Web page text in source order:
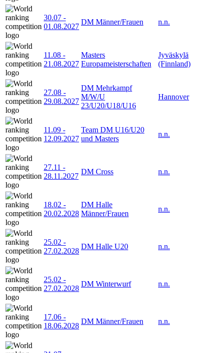
30.07 -
01.08.2027
DM Männer/Frauen n.n.
11.08 -
21.08.2027
Masters
Europameisterschaften
Jyväskylä
(Finnland)
27.08 -
29.08.2027
DM Mehrkampf
M/W/U
23/U20/U18/U16
Hannover
11.09 -
12.09.2027
Team DM U16/U20
und Masters
n.n.
27.11 -
28.11.2027
DM Cross n.n.
18.02 -
20.02.2028
DM Halle
Männer/Frauen
n.n.
25.02 -
27.02.2028
DM Halle U20 n.n.
25.02 -
27.02.2028
DM Winterwurf n.n.
17.06 -
18.06.2028
DM Männer/Frauen n.n.